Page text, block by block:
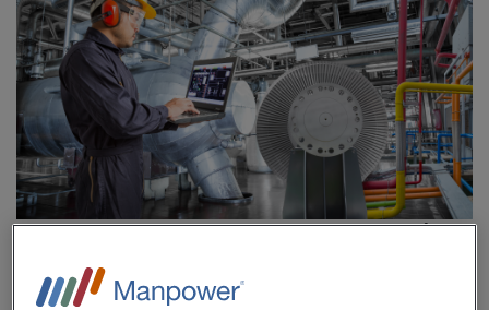
Den här bemanningen är ett samarbete mellan oss på
Manpower men arbeta på plats hos kunden i Mölnlycke.